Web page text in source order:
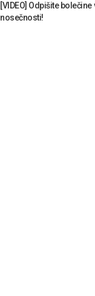
[VIDEO] Odpišite bolečine
nosečnosti!